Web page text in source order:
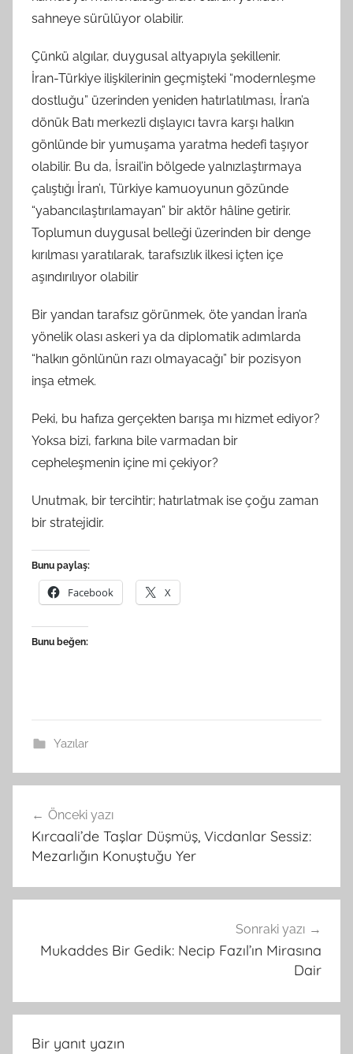
sahneye sürülüyor olabilir.
Çünkü algılar, duygusal altyapıyla şekillenir.
İran-Türkiye ilişkilerinin geçmişteki “modernleşme
dostluğu” üzerinden yeniden hatırlatılması, İran’a
dönük Batı merkezli dışlayıcı tavra karşı halkın
gönlünde bir yumuşama yaratma hedefi taşıyor
olabilir. Bu da, İsrail’in bölgede yalnızlaştırmaya
çalıştığı İran’ı, Türkiye kamuoyunun gözünde
“yabancılaştırılamayan” bir aktör hâline getirir.
Toplumun duygusal belleği üzerinden bir denge
kırılması yaratılarak, tarafsızlık ilkesi içten içe
aşındırılıyor olabilir
Bir yandan tarafsız görünmek, öte yandan İran’a
yönelik olası askeri ya da diplomatik adımlarda
“halkın gönlünün razı olmayacağı” bir pozisyon
inşa etmek.
Peki, bu hafıza gerçekten barışa mı hizmet ediyor?
Yoksa bizi, farkına bile varmadan bir
cepheleşmenin içine mi çekiyor?
Unutmak, bir tercihtir; hatırlatmak ise çoğu zaman
bir stratejidir.
Bunu paylaş:
Facebook X
Bunu beğen:
Yazılar
gezinmesi
Önceki yazı
Kırcaali’de Taşlar Düşmüş, Vicdanlar Sessiz:
Mezarlığın Konuştuğu Yer
Sonraki yazı
Mukaddes Bir Gedik: Necip Fazıl’ın Mirasına
Dair
Bir yanıt yazın